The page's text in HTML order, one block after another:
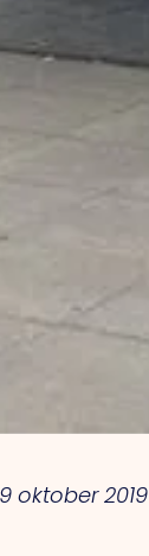
oktober 2019